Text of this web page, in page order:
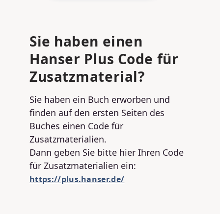
Sie haben einen
Hanser Plus Code für
Zusatzmaterial?
Sie haben ein Buch erworben und
finden auf den ersten Seiten des
Buches einen Code für
Zusatzmaterialien.
Dann geben Sie bitte hier Ihren Code
für Zusatzmaterialien ein:
https://plus.hanser.de/